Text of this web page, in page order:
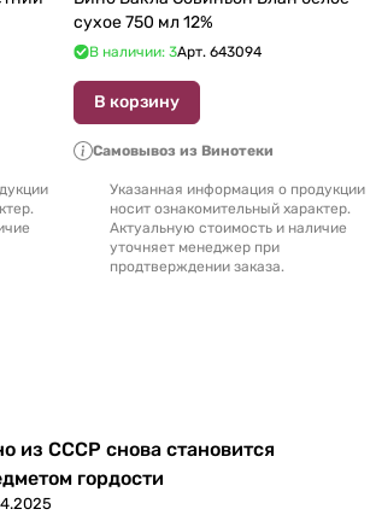
сухое 750 мл 12%
В наличии: 3Арт. 643094
В корзину
Самовывоз из Винотеки
Указанная информация о продукции
носит ознакомительный характер.
Актуальную стоимость и наличие
уточняет менеджер при
продтверждении заказа.
СССР снова становится
гордости